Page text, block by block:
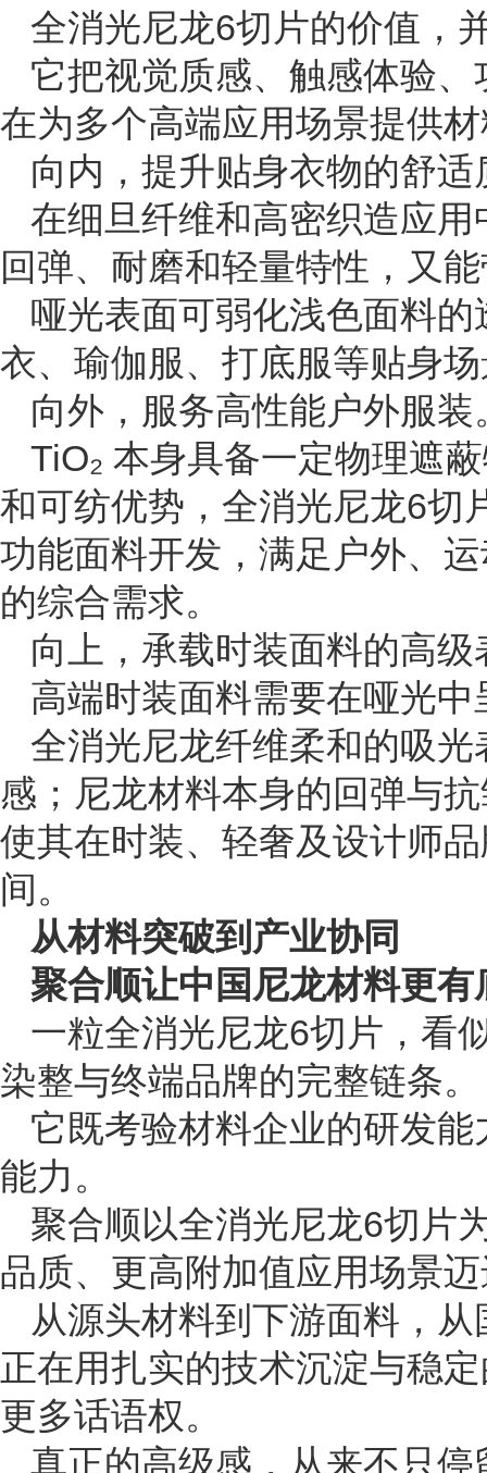
全消光尼龙6切片的价值，
它把视觉质感、触感体验
在为多个高端应用场景提供
向内，提升贴身衣物的舒适
在细旦纤维和高密织造应
回弹、耐磨和轻量特性，又
哑光表面可弱化浅色面料
衣、瑜伽服、打底服等贴身
向外，服务高性能户外服装
TiO₂ 本身具备一定物理遮
和可纺优势，全消光尼龙6切
功能面料开发，满足户外、
的综合需求。
向上，承载时装面料的高级
高端时装面料需要在哑光
全消光尼龙纤维柔和的吸
感；尼龙材料本身的回弹与
使其在时装、轻奢及设计师
间。
从材料突破到产业协同
聚合顺让中国尼龙材料更有
一粒全消光尼龙6切片，看
染整与终端品牌的完整链条。
它既考验材料企业的研发
能力。
聚合顺以全消光尼龙6切片
品质、更高附加值应用场景
从源头材料到下游面料，
正在用扎实的技术沉淀与稳
更多话语权。
真正的高级感，从来不只停